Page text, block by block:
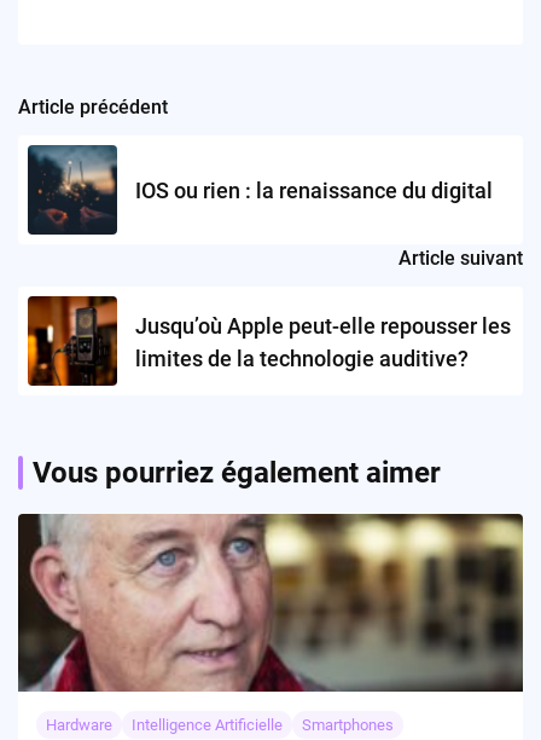
Post
navigation
Article précédent
IOS ou rien : la renaissance du digital
Article suivant
Jusqu’où Apple peut-elle repousser les
limites de la technologie auditive?
Vous pourriez également aimer
Hardware Intelligence Artificielle Smartphones